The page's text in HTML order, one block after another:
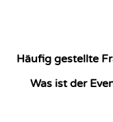
Häufig gestellte
Was ist der